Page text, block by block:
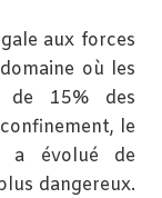
aux forces
où les
de 15% des
le
a évolué de
dangereux.